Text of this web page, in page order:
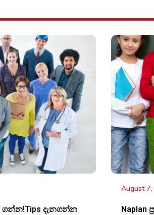
ගන්න!Tips දැනගන්න
August 7,